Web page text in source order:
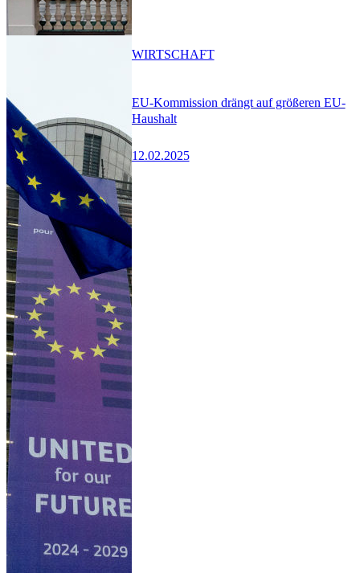
EU-Kommission drängt auf größeren EU-
Haushalt
12.02.2025
WIRTSCHAFT